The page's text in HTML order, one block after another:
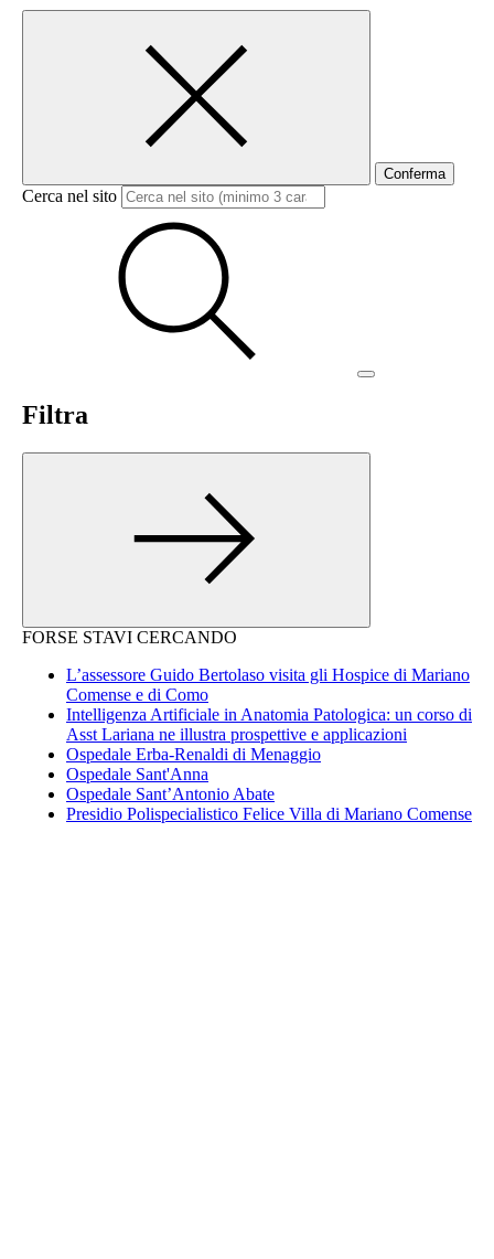
Conferma
Cerca nel sito
Filtra
FORSE STAVI CERCANDO
L’assessore Guido Bertolaso visita gli Hospice di Mariano
Comense e di Como
Intelligenza Artificiale in Anatomia Patologica: un corso di
Asst Lariana ne illustra prospettive e applicazioni
Ospedale Erba-Renaldi di Menaggio
Ospedale Sant'Anna
Ospedale Sant’Antonio Abate
Presidio Polispecialistico Felice Villa di Mariano Comense